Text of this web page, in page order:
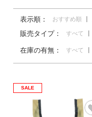
表示順： おすすめ順
販売タイプ： すべて
在庫の有無： すべて
SALE